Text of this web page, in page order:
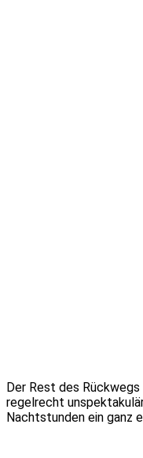
Der Rest des
regelrecht
Nachtstunden ein ganz